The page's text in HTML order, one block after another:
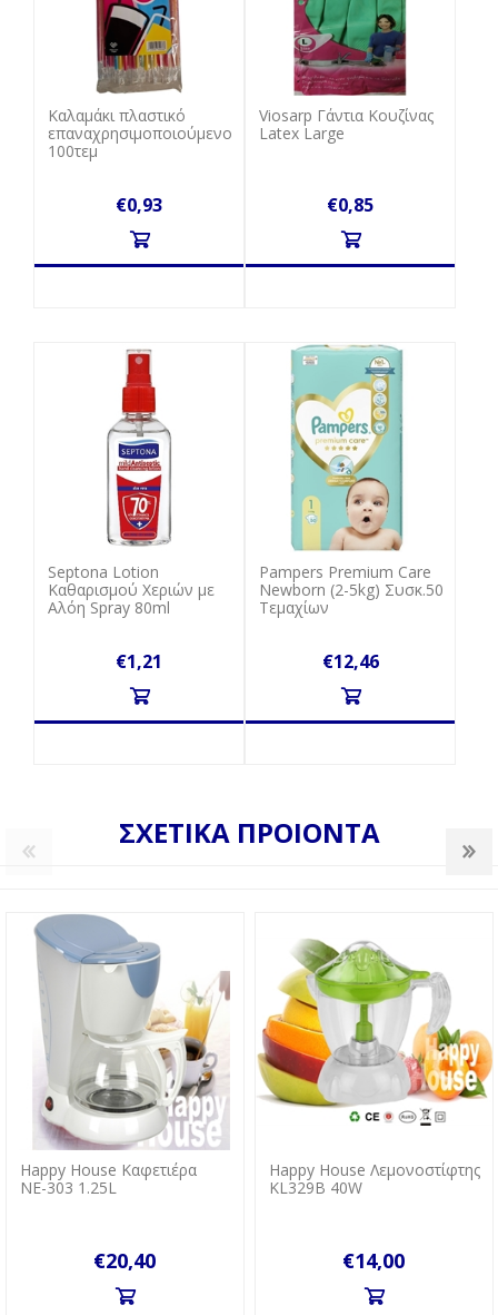
Καλαμάκι πλαστικό
επαναχρησιμοποιούμενο
100τεμ
€0,93
Viosarp Γάντια Κουζίνας
Latex Large
€0,85
Septona Lotion
Καθαρισμού Χεριών με
Αλόη Spray 80ml
€1,21
Pampers Premium Care
Newborn (2-5kg) Συσκ.50
Τεμαχίων
€12,46
ΣΧΕΤΙΚΑ ΠΡΟΙΟΝΤΑ
Happy House Καφετιέρα
ΝΕ-303 1.25L
€20,40
Happy House Λεμονοστίφτης
KL329B 40W
€14,00